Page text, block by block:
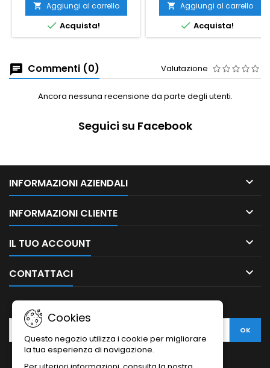
 Aggiungi al carrello
 Acquista!
 Aggiungi al carrello
 Acquista!
Commenti (0) Valutazione
Ancora nessuna recensione da parte degli utenti.
Seguici su Facebook
INFORMAZIONI AZIENDALI 
INFORMAZIONI CLIENTE 
IL TUO ACCOUNT 
CONTATTACI 
Cookies
Questo negozio utilizza i cookie per migliorare
la tua esperienza di navigazione.
NEWSLETTER